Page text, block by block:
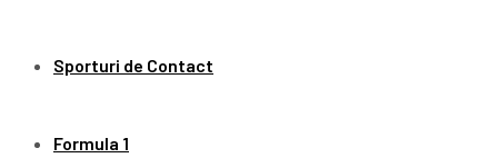
Sporturi de Contact
Formula 1